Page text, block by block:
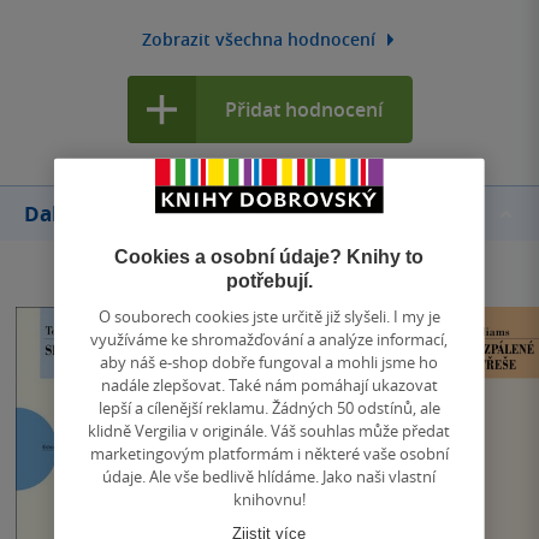
Zobrazit všechna hodnocení
Přidat hodnocení
Další knihy autora
Cookies a osobní údaje? Knihy to
potřebují.
O souborech cookies jste určitě již slyšeli. I my je
využíváme ke shromažďování a analýze informací,
aby náš e-shop dobře fungoval a mohli jsme ho
nadále zlepšovat. Také nám pomáhají ukazovat
lepší a cílenější reklamu. Žádných 50 odstínů, ale
klidně Vergilia v originále. Váš souhlas může předat
marketingovým platformám i některé vaše osobní
údaje. Ale vše bedlivě hlídáme. Jako naši vlastní
knihovnu!
Zjistit více